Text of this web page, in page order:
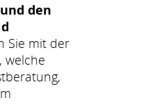
den
Sie mit der
welche